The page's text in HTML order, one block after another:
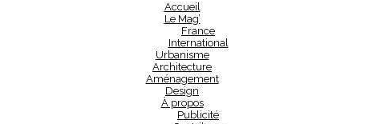
Accueil
Le Mag’
France
International
Urbanisme
Architecture
Aménagement
Design
À propos
Publicité